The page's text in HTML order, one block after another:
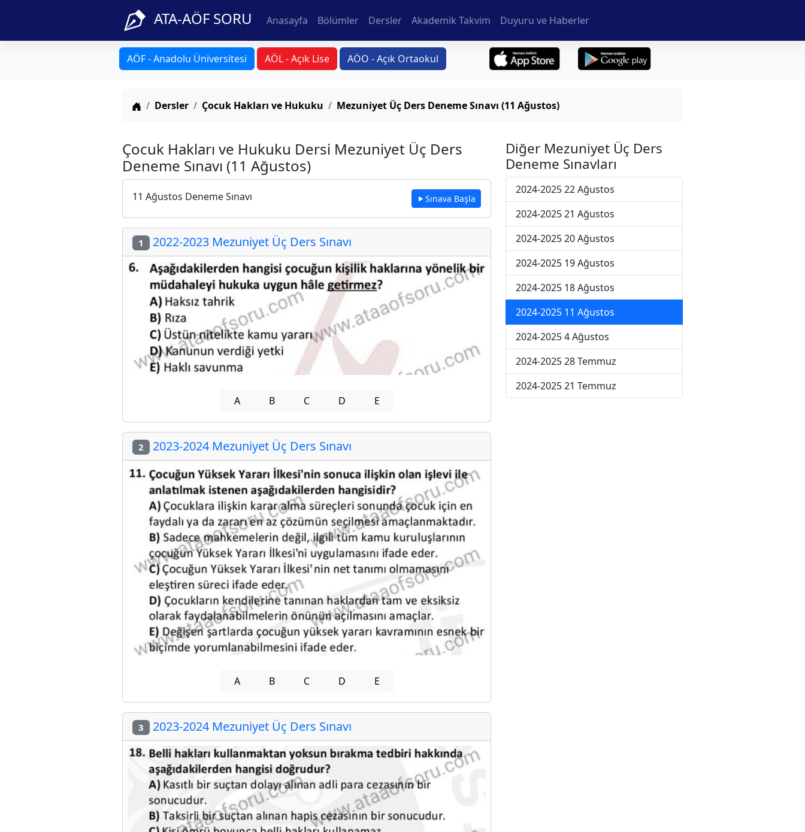
ATA-AÖF SORU Anasayfa Bölümler Dersler Akademik Takvim Duyuru ve Haberler
AÖF - Anadolu Üniversitesi AÖL - Açık Lise AÖO - Açık Ortaokul
Anasayfa
Dersler Çocuk Hakları ve Hukuku Mezuniyet Üç Ders Deneme Sınavı (11 Ağustos)
Çocuk Hakları ve Hukuku Dersi Mezuniyet Üç Ders
Deneme Sınavı (11 Ağustos)
11 Ağustos Deneme Sınavı Sınava Başla
1 2022-2023 Mezuniyet Üç Ders Sınavı
A B C D E
2 2023-2024 Mezuniyet Üç Ders Sınavı
A B C D E
3 2023-2024 Mezuniyet Üç Ders Sınavı
Diğer Mezuniyet Üç Ders
Deneme Sınavları
2024-2025 22 Ağustos
2024-2025 21 Ağustos
2024-2025 20 Ağustos
2024-2025 19 Ağustos
2024-2025 18 Ağustos
2024-2025 11 Ağustos
2024-2025 4 Ağustos
2024-2025 28 Temmuz
2024-2025 21 Temmuz